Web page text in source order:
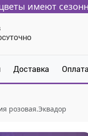
имеют
Доставка Оплата
розовая.Эквадор